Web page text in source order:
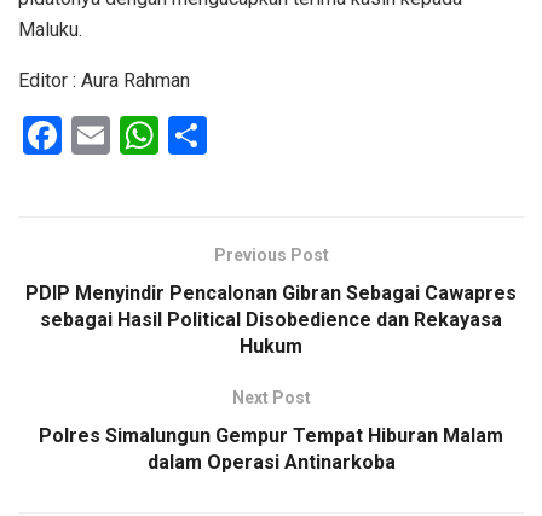
Maluku.
Editor : Aura Rahman
F
o
o
E
W
A
p
ePrevious Post
PDIP Menyindir Pencalonan Gibran Sebagai Cawapres
sebagai Hasil Political Disobedience dan Rekayasa
Hukum
Next Post
Polres Simalungun Gempur Tempat Hiburan Malam
dalam Operasi Antinarkoba